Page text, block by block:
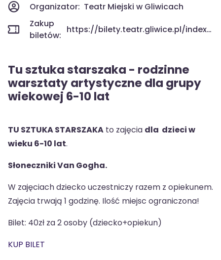
Organizator: Teatr Miejski w Gliwicach
Zakup
biletów:
https://bilety.teatr.gliwice.pl/index.php/repertoire.html?id=1066
Tu sztuka starszaka - rodzinne
warsztaty artystyczne dla grupy
wiekowej 6-10 lat
TU SZTUKA STARSZAKA to zajęcia dla dzieci w
wieku 6-10 lat.
Słoneczniki Van Gogha.
W zajęciach dziecko uczestniczy razem z opiekunem.
Zajęcia trwają 1 godzinę. Ilość miejsc ograniczona!
Bilet: 40zł za 2 osoby (dziecko+opiekun)
KUP BILET